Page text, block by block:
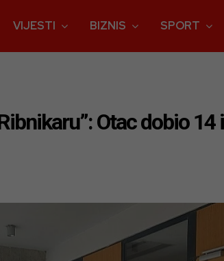
VIJESTI BIZNIS SPORT
Otac dobio